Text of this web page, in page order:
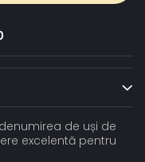
de uși de
excelentă pentru